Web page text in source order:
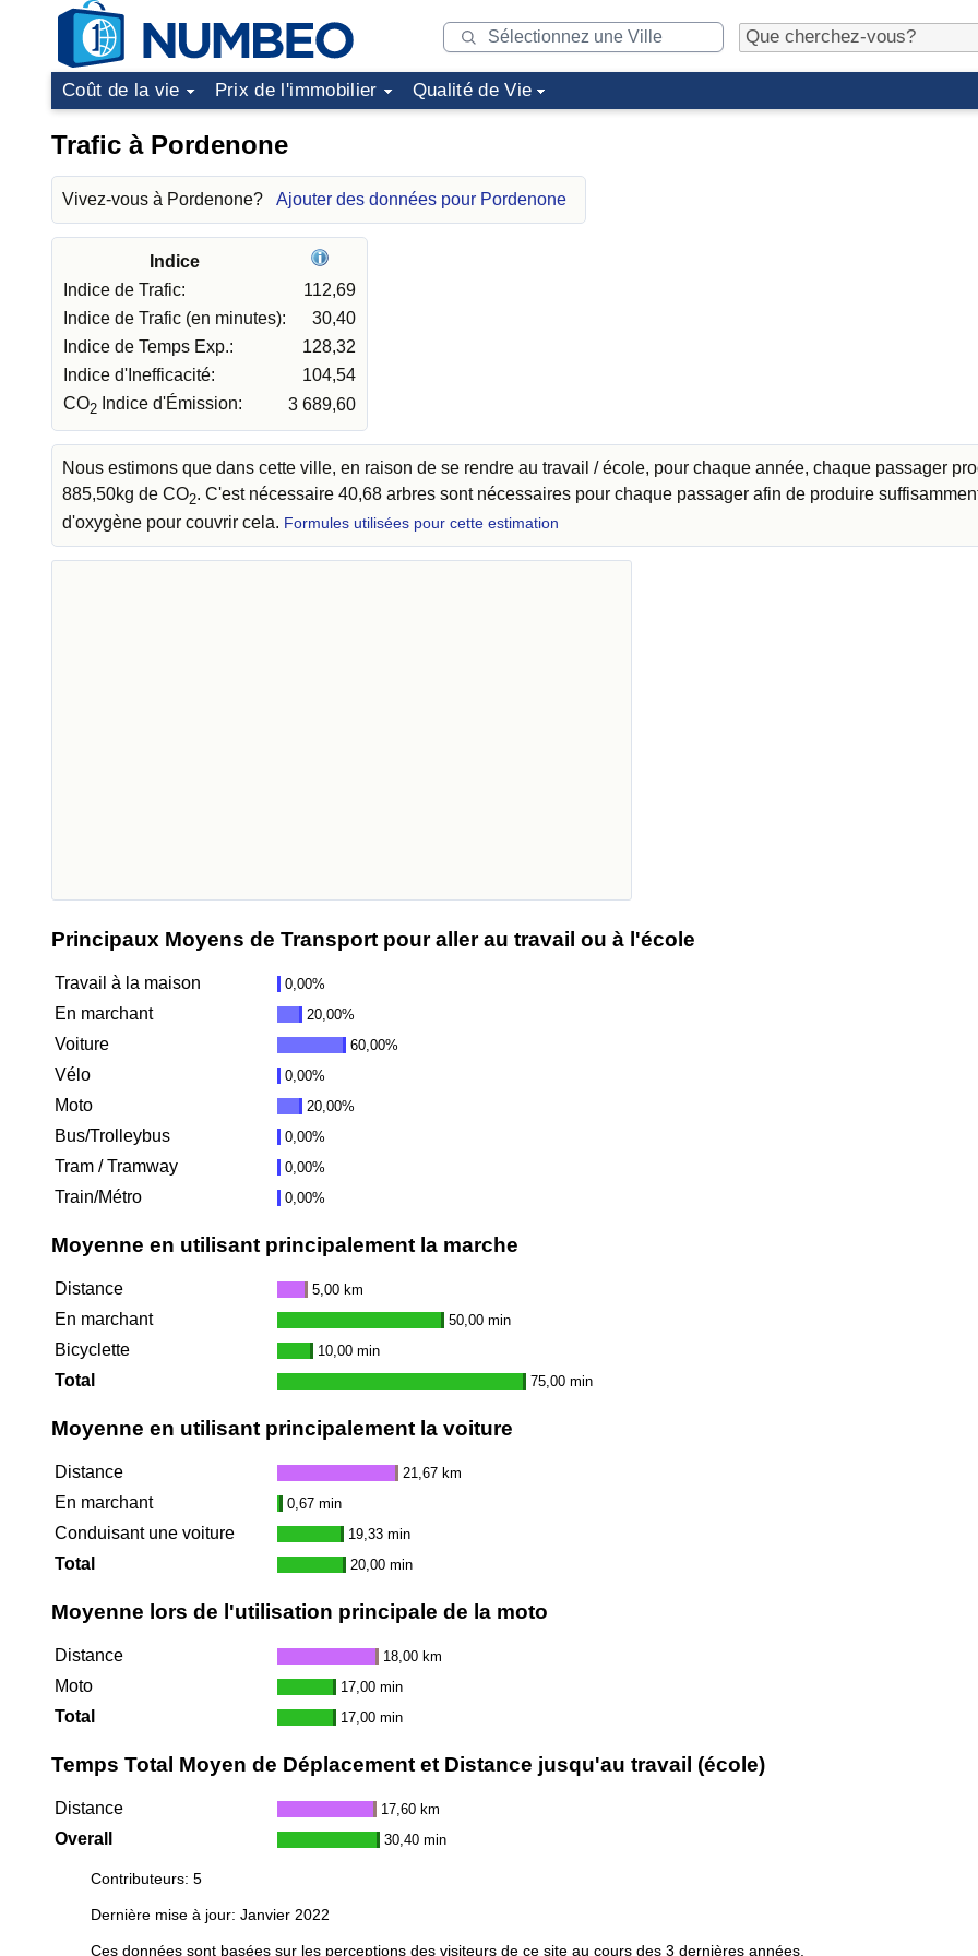
Coût de la vie Prix de l'immobilier Qualité de Vie
Trafic à Pordenone
Vivez-vous à Pordenone? Ajouter des données pour Pordenone
Indice
Indice de Trafic:
112,69
Indice de Trafic (en minutes):
30,40
Indice de Temps Exp.:
128,32
Indice d'Inefficacité:
104,54
CO2 Indice d'Émission: 3 689,60
Nous estimons que dans cette ville, en raison de se rendre au travail / école, pour chaque année, chaque passager
885,50kg de CO2. C'est nécessaire 40,68 arbres sont nécessaires pour chaque passager afin de produire
d'oxygène pour couvrir cela. Formules utilisées pour cette estimation
Principaux Moyens de Transport pour aller au travail ou à l'école
Travail à la maison 0,00%
En marchant 20,00%
Voiture 60,00%
Vélo 0,00%
Moto 20,00%
Bus/Trolleybus 0,00%
Tram / Tramway 0,00%
Train/Métro 0,00%
Moyenne en utilisant principalement la marche
Distance 5,00 km
En marchant 50,00 min
Bicyclette 10,00 min
Total 75,00 min
Moyenne en utilisant principalement la voiture
Distance 21,67 km
En marchant 0,67 min
Conduisant une voiture 19,33 min
Total 20,00 min
Moyenne lors de l'utilisation principale de la moto
Distance 18,00 km
Moto 17,00 min
Total 17,00 min
Temps Total Moyen de Déplacement et Distance jusqu'au travail (école)
Distance 17,60 km
Overall 30,40 min
Contributeurs: 5
Dernière mise à jour: Janvier 2022
Ces données sont basées sur les perceptions des visiteurs de ce site au cours des 3 dernières années.